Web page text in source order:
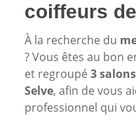
coiffeurs
À la recherche du
? Vous êtes au bon
et regroupé 3
Selve, afin de vous
professionnel qui